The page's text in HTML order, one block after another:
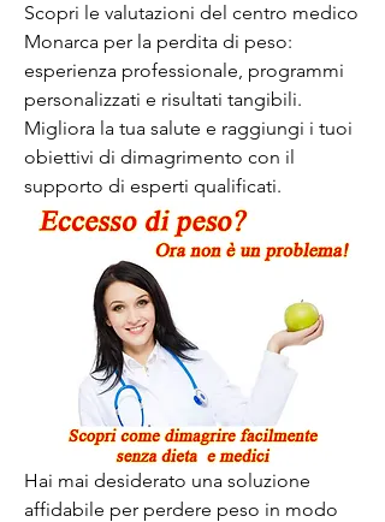
Scopri le valutazioni del centro medico
Monarca per la perdita di peso:
esperienza professionale, programmi
personalizzati e risultati tangibili.
Migliora la tua salute e raggiungi i tuoi
obiettivi di dimagrimento con il
supporto di esperti qualificati.
Hai mai desiderato una soluzione
affidabile per perdere peso in modo